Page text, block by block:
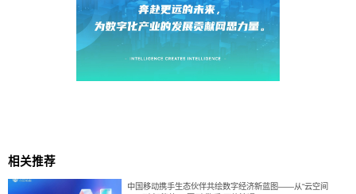
相关推荐
中国移动携手生态伙伴共绘数字经济新蓝图——从“云空间